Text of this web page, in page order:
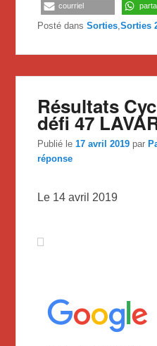
courriel
Posté dans Sorties ,Sorties
Résultats
défi 47
Publié le17 avril 2019 par
réponse
Le 14 avril 2019